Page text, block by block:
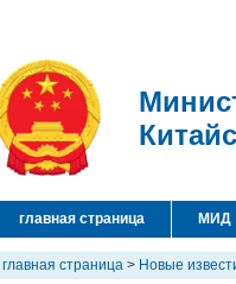
главная страница МИД
главная страница > Новые